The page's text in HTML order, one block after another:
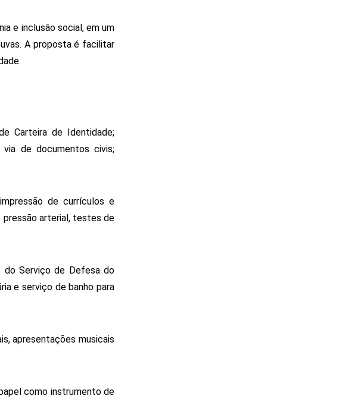
e inclusão social, em um
A proposta é facilitar
Carteira de Identidade;
de documentos civis;
de currículos e
pressão arterial, testes de
do Serviço de Defesa do
e serviço de banho para
apresentações musicais
como instrumento de